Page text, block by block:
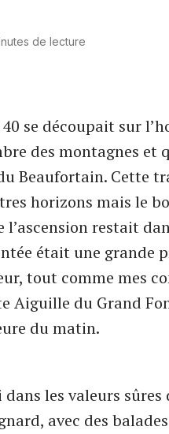
de lecture
se découpait sur
des montagnes
Beaufortain. Cette
horizons mais le
restait
était une grande
tout comme mes
Aiguille du Grand
du matin.
dans les valeurs
avec des